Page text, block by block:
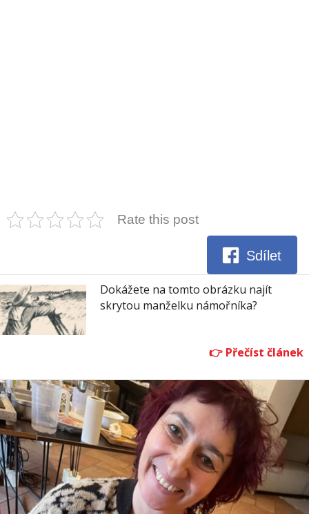
Rate this post
Sdílet
Dokážete na tomto obrázku najít
skrytou manželku námořníka?